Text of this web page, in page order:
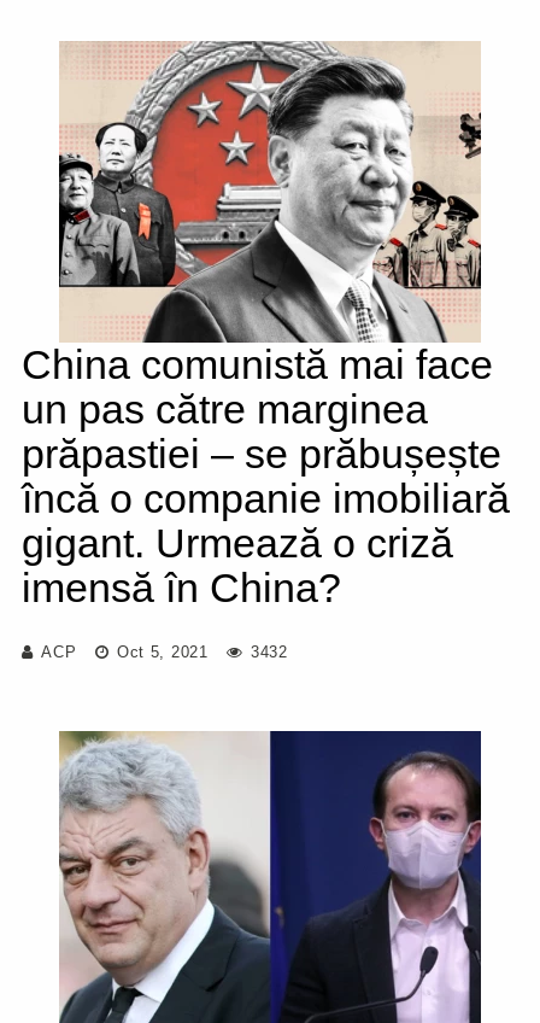
China comunistă mai face
un pas către marginea
prăpastiei – se prăbușește
încă o companie imobiliară
gigant. Urmează o criză
imensă în China?
ACP Oct 5, 2021 3432